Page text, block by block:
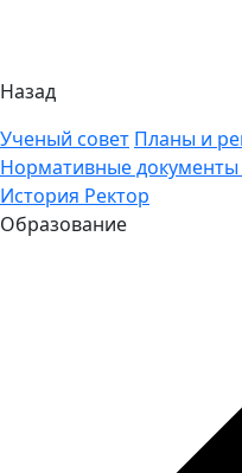
Назад
Ученый совет Планы и
Нормативные документы
История Ректор
Образование